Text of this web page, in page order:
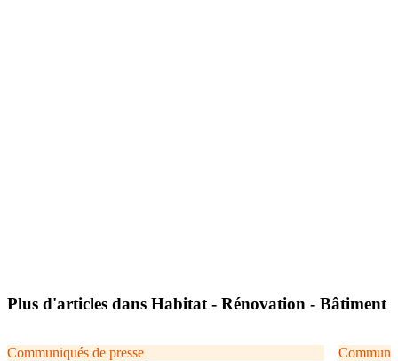
Plus d'articles dans Habitat - Rénovation - Bâtiment
Communiqués de presse